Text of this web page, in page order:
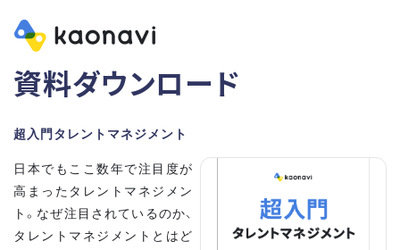
資料ダウンロード
超入門タレントマネジメント
日本でもここ数年で注目度が
高まったタレントマネジメン
ト。なぜ注目されているのか、
タレントマネジメントとはど